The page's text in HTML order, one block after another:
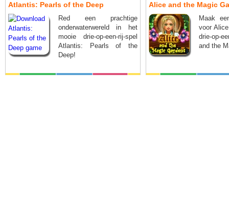
Atlantis: Pearls of the Deep
Red een prachtige
onderwaterwereld in het
mooie drie-op-een-rij-spel
Atlantis: Pearls of the
Deep!
Alice and the Magic
Maak
voor
drie-op-
and the